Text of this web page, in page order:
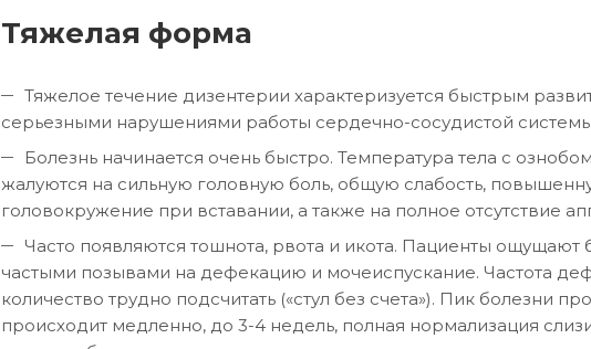
Тяжелая форма
Тяжелое течение дизентерии характеризуется быстрым
серьезными нарушениями работы сердечно-сосудистой
Болезнь начинается очень быстро. Температура тела с
жалуются на сильную головную боль, общую слабость,
головокружение при вставании, а также на полное отсутствие
Часто появляются тошнота, рвота и икота. Пациенты
частыми позывами на дефекацию и мочеиспускание. Частота
количество трудно подсчитать («стул без счета»). Пик болезни
происходит медленно, до 3-4 недель, полная нормализация